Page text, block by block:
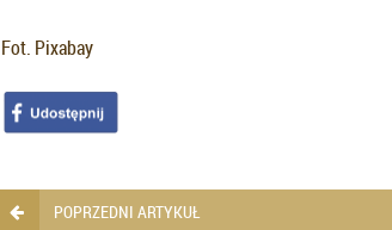
Fot. Pixabay
POPRZEDNI ARTYKUŁ